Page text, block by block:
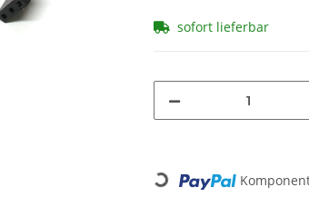
sofort lieferbar
Loading...